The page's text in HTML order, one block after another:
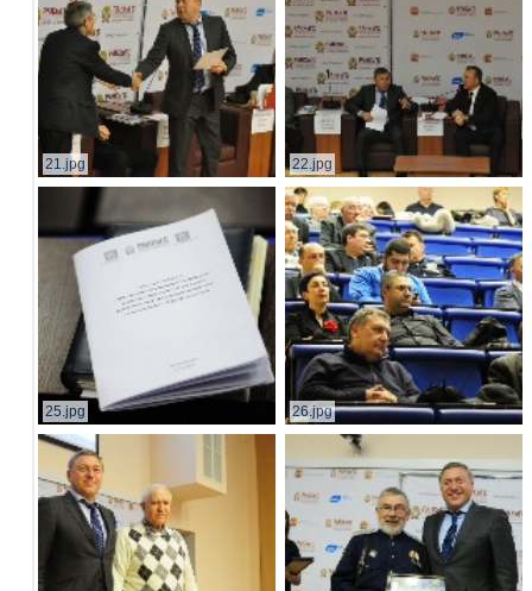
21.jpg 22.jpg
25.jpg 26.jpg